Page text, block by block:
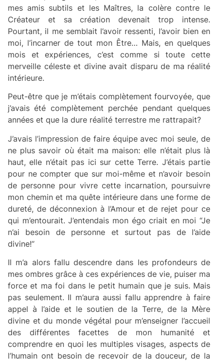
mes amis subtils et les Maîtres, la colère contre le
Créateur et sa création devenait trop intense.
Pourtant, il me semblait l’avoir ressenti, l’avoir bien en
moi, l’incarner de tout mon Être… Mais, en quelques
mois et expériences, c’est comme si toute cette
merveille céleste et divine avait disparu de ma réalité
intérieure.
Peut-être que je m’étais complètement fourvoyée, que
j’avais été complètement perchée pendant quelques
années et que la dure réalité terrestre me rattrapait?
J’avais l’impression de faire équipe avec moi seule, de
ne plus savoir où était ma maison: elle n’était plus là
haut, elle n’était pas ici sur cette Terre. J’étais partie
pour ne compter que sur moi-même et n’avoir besoin
de personne pour vivre cette incarnation, poursuivre
mon chemin et ma quête intérieure dans une forme de
dureté, de déconnexion à l’Amour et de rejet pour ce
qui m’entourait. J’entendais mon égo criait en moi “Je
n’ai besoin de personne et surtout pas de l’aide
divine!”
Il m’a alors fallu descendre dans les profondeurs de
mes ombres grâce à ces expériences de vie, puiser ma
force et ma foi dans le petit humain que je suis. Mais
pas seulement. Il m’aura aussi fallu apprendre à faire
appel à l’aide et le soutien de la Terre, de la Mère
divine et du monde végétal pour m’enseigner l’accueil
des différentes facettes de mon humanité et
comprendre en quoi les multiples visages, aspects de
l’humain ont besoin de recevoir de la douceur, de la